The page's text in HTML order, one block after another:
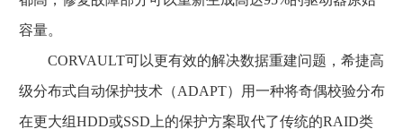
容量。
CORVAULT可以更有效的解决数据重建问题，希捷高
级分布式自动保护技术（ADAPT）用一种将奇偶校验分布
在更大组HDD或SSD上的保护方案取代了传统的RAID类